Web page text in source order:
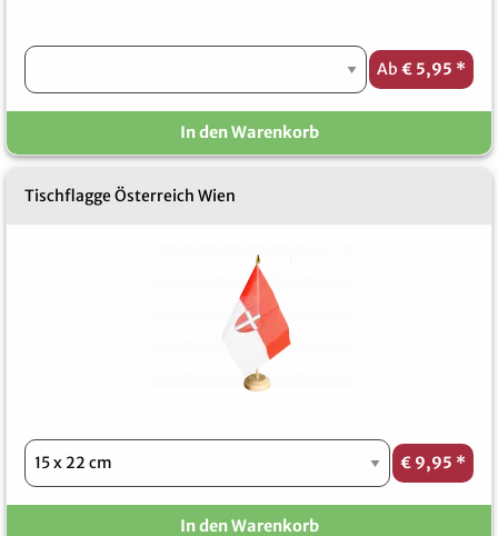
Ab € 5,95 *
In den Warenkorb
Tischflagge Österreich Wien
€ 9,95 *
In den Warenkorb